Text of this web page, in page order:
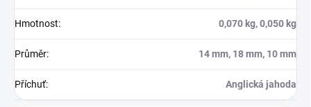
Hmotnost: 0,070 kg, 0,050 kg
Průměr: 14 mm, 18 mm, 10 mm
Příchuť: Anglická jahoda